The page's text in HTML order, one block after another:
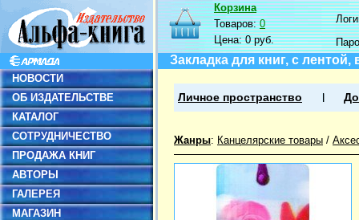
НОВОСТИ
ОБ ИЗДАТЕЛЬСТВЕ
КАТАЛОГ
СОТРУДНИЧЕСТВО
ПРОДАЖА КНИГ
АВТОРЫ
ГАЛЕРЕЯ
МАГАЗИН
Корзина
Товаров:0
Цена:0 руб.
Закладка для книг, с лентой,
Личное пространство
Жанры: Канцелярские товары /